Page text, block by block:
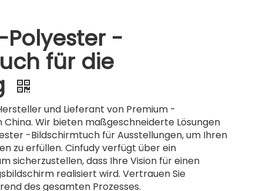
Polyester -
für die
und Lieferant von Premium -
Wir bieten maßgeschneiderte Lösungen
-Bildschirmtuch für Ausstellungen, um Ihren
zu erfüllen. Cinfudy verfügt über ein
sicherzustellen, dass Ihre Vision für einen
realisiert wird. Vertrauen Sie
des gesamten Prozesses.